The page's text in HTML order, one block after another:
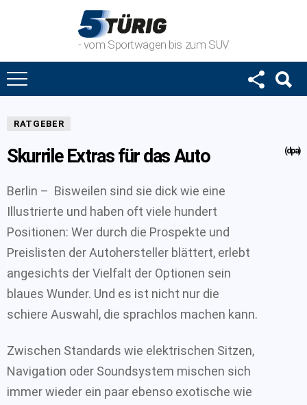
- vom Sportwagen bis zum SUV
RATGEBER
Skurrile Extras für das Auto (dpa)
Berlin – Bisweilen sind sie dick wie eine
Illustrierte und haben oft viele hundert
Positionen: Wer durch die Prospekte und
Preislisten der Autohersteller blättert, erlebt
angesichts der Vielfalt der Optionen sein
blaues Wunder. Und es ist nicht nur die
schiere Auswahl, die sprachlos machen kann.
Zwischen Standards wie elektrischen Sitzen,
Navigation oder Soundsystem mischen sich
immer wieder ein paar ebenso exotische wie